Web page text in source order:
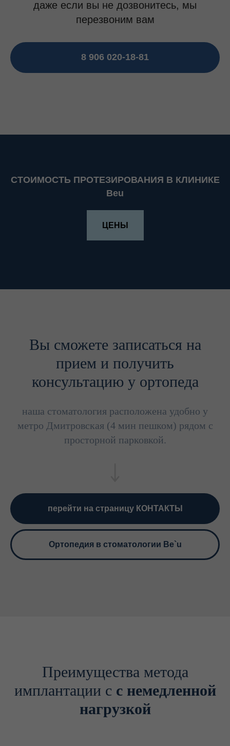
даже если вы не дозвонитесь, мы
перезвоним вам
8 906 020-18-81
СТОИМОСТЬ ПРОТЕЗИРОВАНИЯ В КЛИНИКЕ
Beu
ЦЕНЫ
Вы сможете записаться на
прием и получить
консультацию у ортопеда
наша стоматология расположена удобно у
метро Дмитровская (4 мин пешком) рядом с
просторной парковкой.
перейти на страницу КОНТАКТЫ
Ортопедия в стоматологии Be`u
Преимущества метода
имплантации с с немедленной
нагрузкой